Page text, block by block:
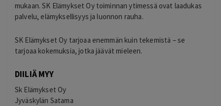
mukaan. SK Elämykset Oy toiminnan ytimessä ovat laadukas
palvelu, elämyksellisyys ja luonnon rauha.
SK Elämykset Oy tarjoaa enemmän kuin tekemistä – se
tarjoaa kokemuksia, jotka jäävät mieleen.
DIILIÄ MYY
Sk Elämykset Oy
Jyväskylän Satama